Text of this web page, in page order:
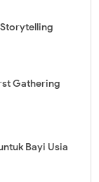
Gathering
Bayi Usia